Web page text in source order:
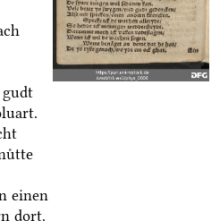
gudt
einen
dort.